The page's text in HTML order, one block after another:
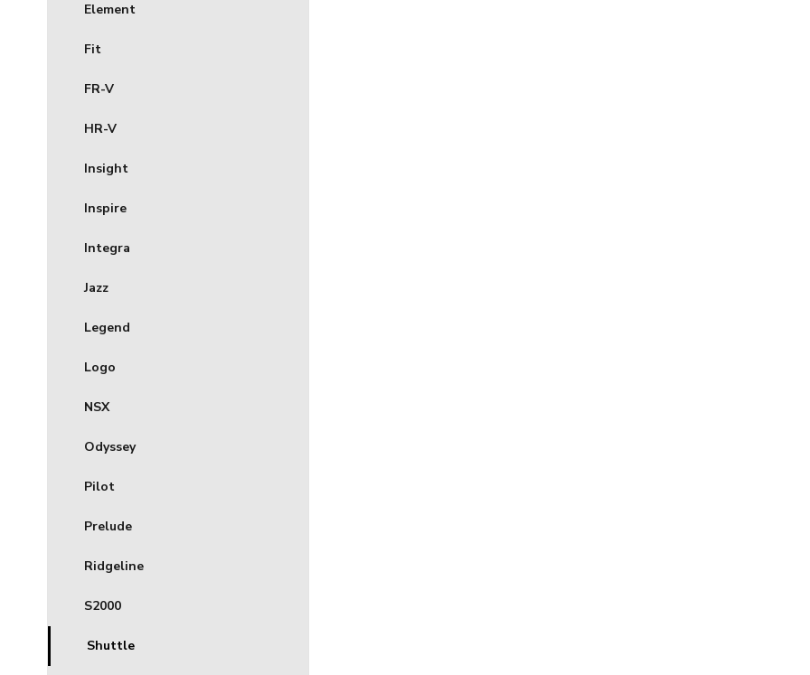
Element
Fit
FR-V
HR-V
Insight
Inspire
Integra
Jazz
Legend
Logo
NSX
Odyssey
Pilot
Prelude
Ridgeline
S2000
Shuttle